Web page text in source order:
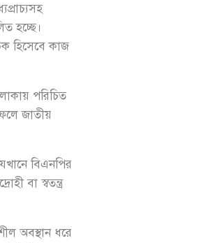
হচ্ছে।
হিসেবে কাজ
পরিচিত
জাতীয়
বিএনপির
বা স্বতন্ত্র
অবস্থান ধরে